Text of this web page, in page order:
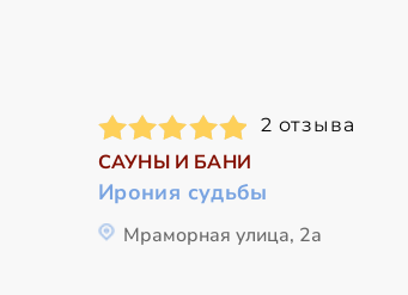
2 отзыва
САУНЫ И БАНИ
Ирония судьбы
Мраморная улица, 2а